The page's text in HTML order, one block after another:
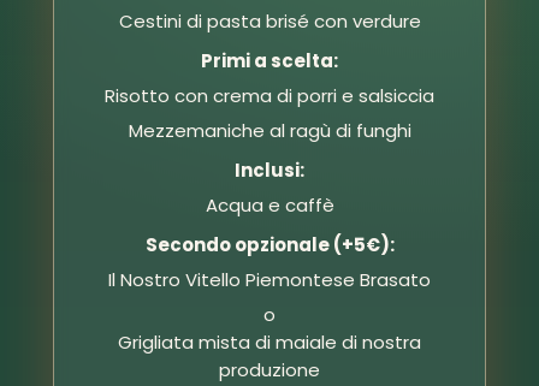
Cestini di pasta brisé con verdure
Primi a scelta:
Risotto con crema di porri e salsiccia
Mezzemaniche al ragù di funghi
Inclusi:
Acqua e caffè
Secondo opzionale (+5€):
Il Nostro Vitello Piemontese Brasato
o
Grigliata mista di maiale di nostra
produzione